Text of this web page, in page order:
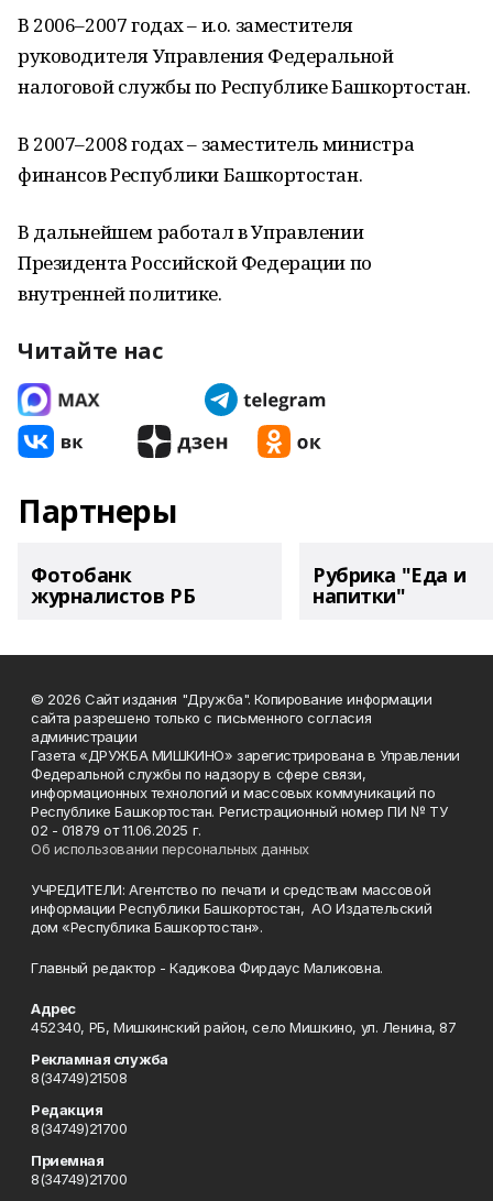
В 2006–2007 годах – и.о. заместителя
руководителя Управления Федеральной
налоговой службы по Республике Башкортостан.
В 2007–2008 годах – заместитель министра
финансов Республики Башкортостан.
В дальнейшем работал в Управлении
Президента Российской Федерации по
внутренней политике.
Читайте нас
Партнеры
Фотобанк
журналистов РБ
Рубрика "Еда и
напитки"
© 2026 Сайт издания "Дружба". Копирование информации
сайта разрешено только с письменного согласия
администрации
Газета «ДРУЖБА МИШКИНО» зарегистрирована в Управлении
Федеральной службы по надзору в сфере связи,
информационных технологий и массовых коммуникаций по
Республике Башкортостан. Регистрационный номер ПИ № ТУ
02 - 01879 от 11.06.2025 г.
Об использовании персональных данных
УЧРЕДИТЕЛИ: Агентство по печати и средствам массовой
информации Республики Башкортостан, АО Издательский
дом «Республика Башкортостан».
Главный редактор - Кадикова Фирдаус Маликовна.
Адрес
452340, РБ, Мишкинский район, село Мишкино, ул. Ленина, 87
Рекламная служба
8(34749)21508
Редакция
8(34749)21700
Приемная
8(34749)21700